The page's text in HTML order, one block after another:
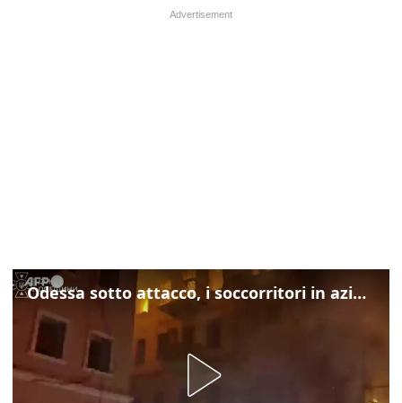
Odessa sotto attacco, i soccorritori in azione